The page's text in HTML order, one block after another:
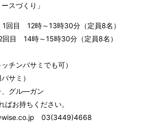
スづくり」
目 12時～13時30分（定員8名）
15時30分（定員8名）
チンバサミでも可）
サミ）
グル―ガン
お持ちください。
03(3449)4668